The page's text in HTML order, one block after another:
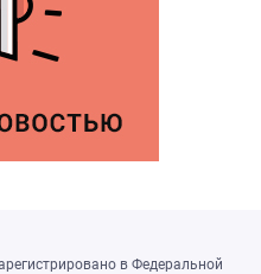
в Федеральной